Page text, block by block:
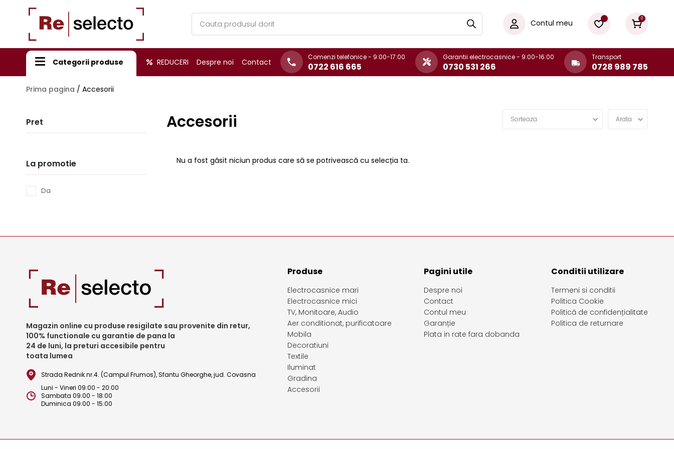
Contul meu 0
Products
search
Categorii produse REDUCERI Despre noi Contact
Comenzi telefonice - 9:00-17:00
0722 616 665
Garantii electrocasnice - 9:00-16:00
0730 531 266
Transport
0728 989 785
Prima pagina / Accesorii
Pret
La promotie
Da
Accesorii Arata
Sorteaza
Nu a fost găsit niciun produs care să se potrivească cu selecția ta.
Magazin online cu produse resigilate sau provenite din retur,
100% functionale cu garantie de pana la
24 de luni, la preturi accesibile pentru
toata lumea
Strada Rednik nr.4. (Campul Frumos), Sfantu Gheorghe, jud. Covasna
Luni - Vineri 09:00 - 20:00
Sambata 09:00 - 18:00
Duminica 09:00 - 15:00
Produse
Electrocasnice mari
Electrocasnice mici
TV, Monitoare, Audio
Aer conditionat, purificatoare
Mobila
Decoratiuni
Textile
Iluminat
Gradina
Accesorii
Pagini utile
Despre noi
Contact
Contul meu
Garanție
Plata in rate fara dobanda
Conditii utilizare
Termeni si conditii
Politica Cookie
Politică de confidențialitate
Politica de returnare